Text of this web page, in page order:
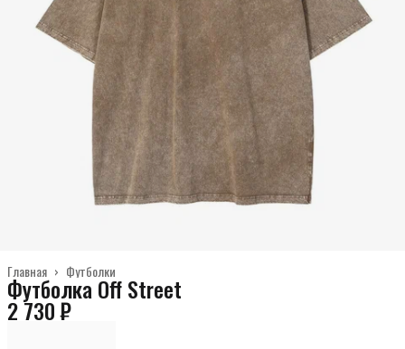
Футболки
Главная ›
Футболка Off Street
2 730 ₽